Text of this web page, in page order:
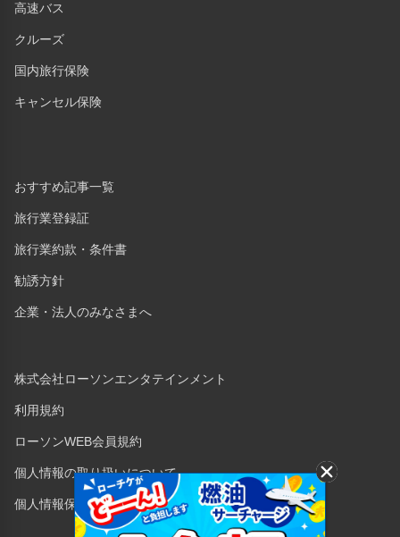
高速バス
クルーズ
国内旅行保険
キャンセル保険
おすすめ記事一覧
旅行業登録証
旅行業約款・条件書
勧誘方針
企業・法人のみなさまへ
株式会社ローソンエンタテインメント
利用規約
ローソンWEB会員規約
個人情報の取り扱いについて
個人情報保護方針